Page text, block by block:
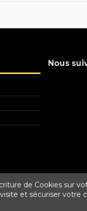
Nous
de Cookies sur
et sécuriser